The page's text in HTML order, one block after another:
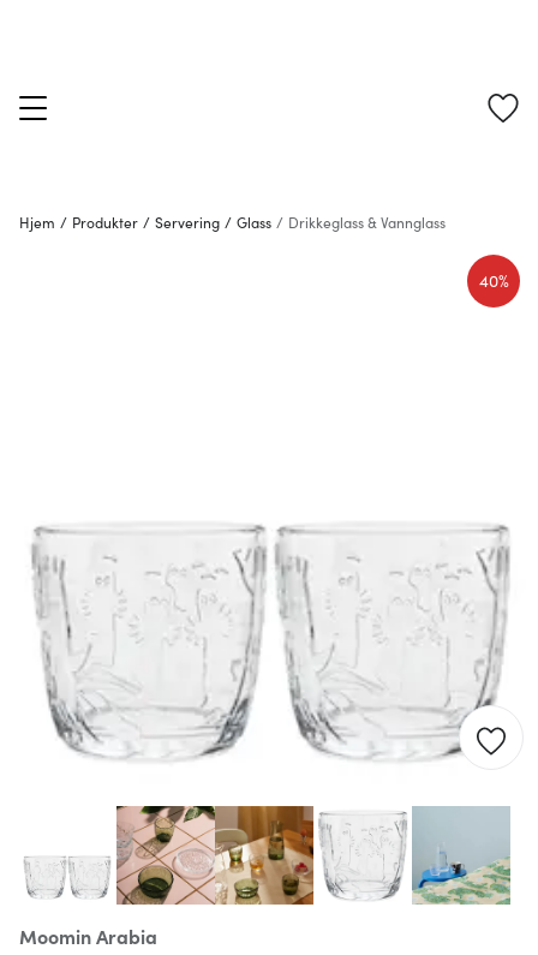
Hjem / Produkter / Servering / Glass / Drikkeglass & Vannglass
Moomin Arabia
40%